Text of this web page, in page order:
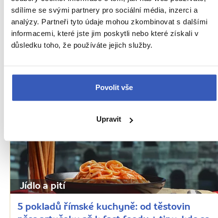
sdílíme se svými partnery pro sociální média, inzerci a
analýzy. Partneři tyto údaje mohou zkombinovat s dalšími
informacemi, které jste jim poskytli nebo které získali v
důsledku toho, že používáte jejich služby.
Povolit vše
Upravit
5 pokladů milánské kuchyně: v hlavní roli
maso, žlutá rýže a jedna sladká romantická
tečka
Jídlo a pití
5 pokladů římské kuchyně: od těstovin